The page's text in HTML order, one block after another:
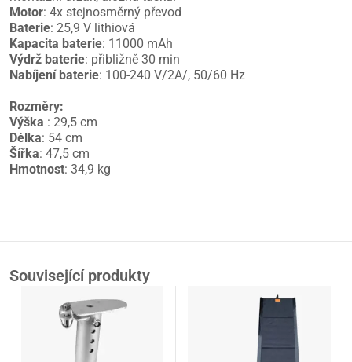
Motor: 4x stejnosměrný převod
Baterie: 25,9 V lithiová
Kapacita baterie: 11000 mAh
Výdrž baterie: přibližně 30 min
Nabíjení baterie: 100-240 V/2A/, 50/60 Hz
Rozměry:
Výška : 29,5 cm
Délka: 54 cm
Šířka: 47,5 cm
Hmotnost: 34,9 kg
Související produkty